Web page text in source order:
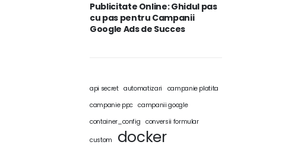
Publicitate Online: Ghidul pas
cu pas pentru Campanii
Google Ads de Succes
api secret automatizari
campanie platita
campanie ppc campanii google
container_config
conversii formular
custom docker